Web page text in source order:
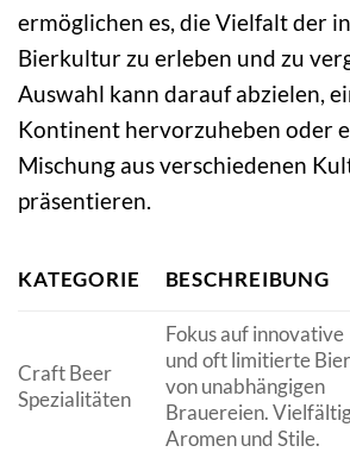
ermöglichen es, die Vielfalt der
Bierkultur zu erleben und zu
Auswahl kann darauf abzielen,
Kontinent hervorzuheben oder
Mischung aus verschiedenen
präsentieren.
KATEGORIE BESCHREIBUNG
Craft Beer
Spezialitäten
Fokus auf innovative
und oft limitierte
von unabhängigen
Brauereien.
Aromen und Stile.